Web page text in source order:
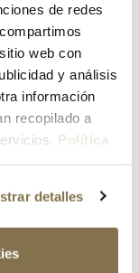
de redes
web con
y análisis
información
recopilado a
Política
detalles